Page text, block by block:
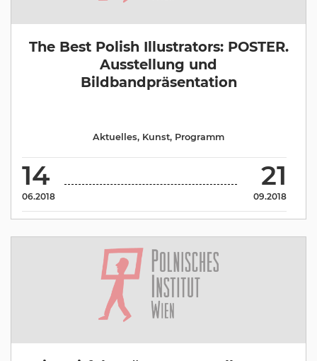
The Best Polish Illustrators: POSTER.
Ausstellung und
Bildbandpräsentation
14
06.2018
21
09.2018
Aktuelles, Kunst, Programm